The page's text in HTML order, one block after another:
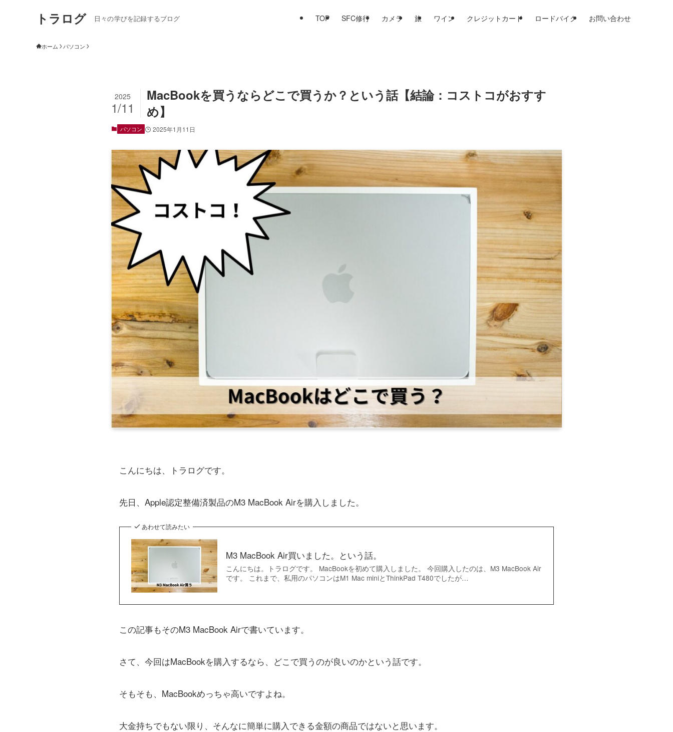
トラログ 日々の学びを記録するブログ TOP SFC修行 カメラ 旅 ワイン クレジットカード ロードバイク お問い合わせ
ホーム パソコン
MacBookを買うならどこで買うか？という話【結論：コストコがおすす
め】
2025
1/11
パソコン 2025年1月11日
こんにちは、トラログです。
先日、Apple認定整備済製品のM3 MacBook Airを購入しました。
あわせて読みたい
M3 MacBook Air買いました。という話。
こんにちは。トラログです。 MacBookを初めて購入しました。 今回購入したのは、M3 MacBook Air
です。 これまで、私用のパソコンはM1 Mac miniとThinkPad T480でしたが…
この記事もそのM3 MacBook Airで書いています。
さて、今回はMacBookを購入するなら、どこで買うのが良いのかという話です。
そもそも、MacBookめっちゃ高いですよね。
大金持ちでもない限り、そんなに簡単に購入できる金額の商品ではないと思います。